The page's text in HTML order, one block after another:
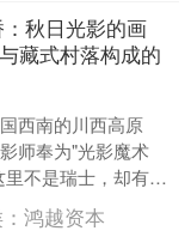
秋日光影的画
藏式村落构成的
西南的川西高原
师奉为"光影魔术
不是瑞士，却有着
雪山；这里不是新
更纯净....
鸿越资本